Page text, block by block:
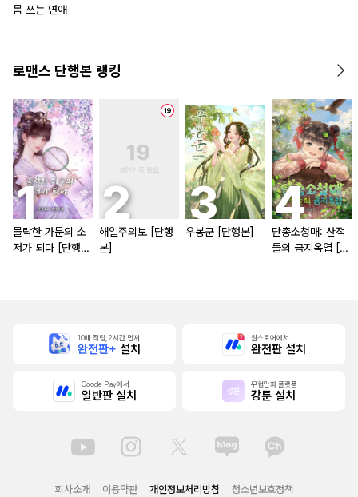
몸 쓰는 연애
로맨스 단행본 랭킹
몰락한 가문의 소
저가 되다 [단행
해일주의보 [단행
본]
우봉군 [단행본]
단총소청매: 산적
들의 금지옥엽 [단
10배 적립, 2시간 먼저
완전판+ 설치
원스토어에서
완전판 설치
Google Play에서
일반판 설치
무협만화 플랫폼
강툰 설치
회사소개 이용약관 개인정보처리방침 청소년보호정책